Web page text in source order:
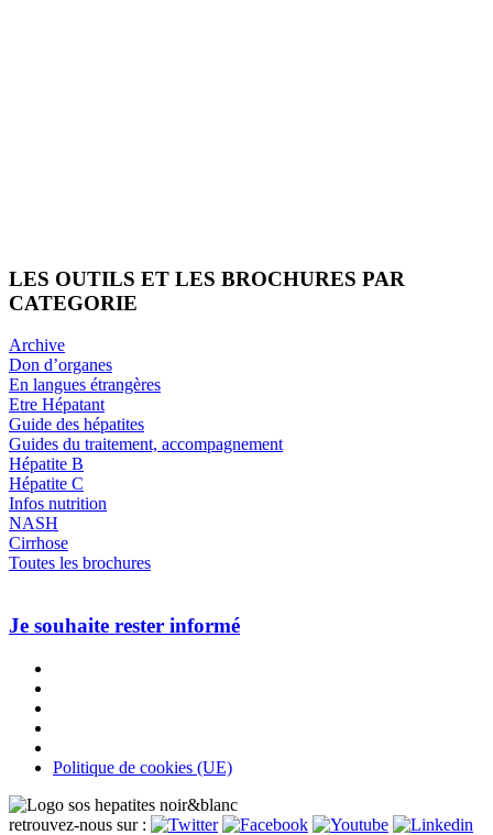
LES OUTILS ET LES BROCHURES PAR
CATEGORIE
Archive
Don d’organes
En langues étrangères
Etre Hépatant
Guide des hépatites
Guides du traitement, accompagnement
Hépatite B
Hépatite C
Infos nutrition
NASH
Cirrhose
Toutes les brochures
Je souhaite rester informé
Politique de cookies (UE)
retrouvez-nous sur :